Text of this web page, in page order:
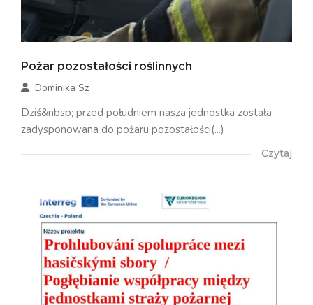
Pożar pozostałości roślinnych
Dominika Sz
Dziś&nbsp; przed południem nasza jednostka została
zadysponowana do pożaru pozostałości(...)
Czytaj